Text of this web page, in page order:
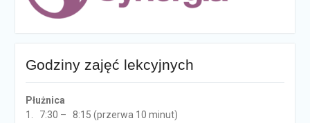
Godziny zajęć lekcyjnych
Płużnica
1. 7:30 – 8:15 (przerwa 10 minut)